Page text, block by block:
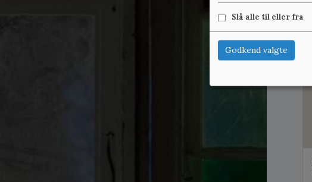
Slå alle til eller fra
Godkend valgte